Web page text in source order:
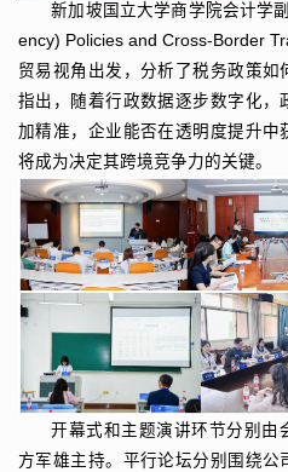
新加坡国立大学商学院会计学
ency) Policies and Cross-Border
贸易视角出发，分析了税务政策
指出，随着行政数据逐步数字化，
加精准，企业能否在透明度提升中
将成为决定其跨境竞争力的关键。
开幕式和主题演讲环节分别由
方军雄主持。平行论坛分别围绕公